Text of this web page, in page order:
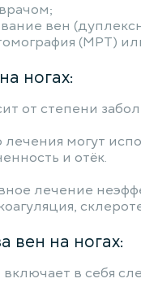
вен
(МРТ)
ногах:
от степени
лечения могут
и отёк.
лечение
вен на ногах:
включает в себя